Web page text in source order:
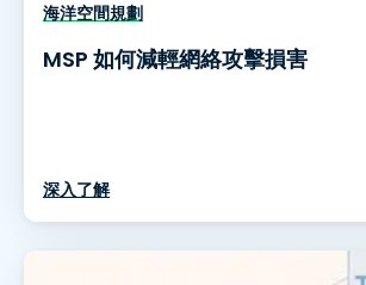
海洋空間規劃
MSP 如何減輕網絡攻擊損害
深入了解